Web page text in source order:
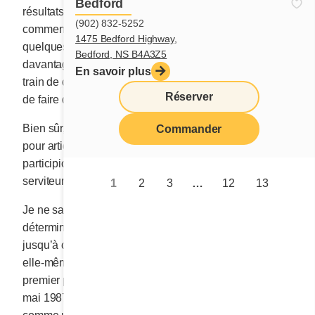
Bedford
(902) 832-5252
1475 Bedford Highway,
Bedford, NS B4A3Z5
En savoir plus
Réserver
Commander
1 2 3 … 12 13
résultats que ces autres n’ont pas connus. J’ai
commencé très tôt à convaincre mes enfants et les
quelques premiers employés que nous faisions
davantage que de servir les clients; que nous étions en
train de construire quelque chose, une idée, une façon
de faire différente de ce qui existait ailleurs.
Bien sûr, je manquais de mots et de connaissances
pour articuler correctement l’œuvre à laquelle nous
participions et dont nous devenions les humbles
serviteurs.
Je ne sais pas où j’ai trouvé le courage et la
détermination nécessaires à entretenir cette chimère
jusqu’à ce qu’elle puisse émerger du néant et vivre par
elle-même. J’en suis consciente aujourd’hui. Dans ce
premier petit restaurant de 29 places assises ouvert en
mai 1987, j’ai accouché d’un concept extraordinaire. Et